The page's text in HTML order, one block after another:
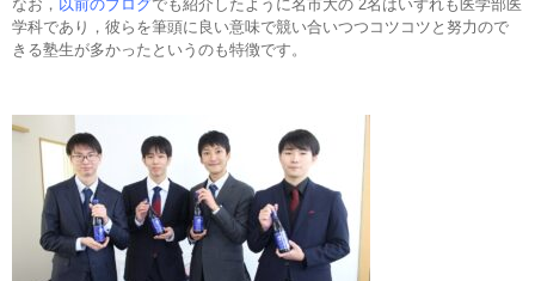
なお， 以前のブログでも紹介したように名市大の 2名はいずれも医学部医
学科であり，彼らを筆頭に良い意味で競い合いつつコツコツと努力ので
きる塾生が多かったというのも特徴です。